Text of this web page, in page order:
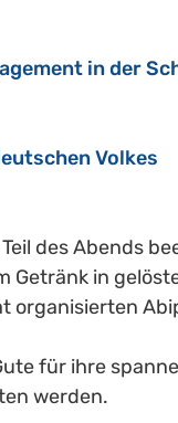
in der
Volkes
des Abends
Getränk in
organisierten
für ihre
werden.